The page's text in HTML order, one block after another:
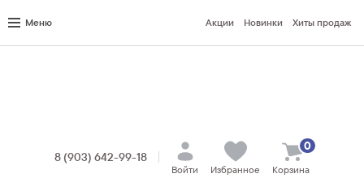
Меню Акции Новинки Хиты продаж
8 (903) 642-99-18
Войти Избранное Корзина
0